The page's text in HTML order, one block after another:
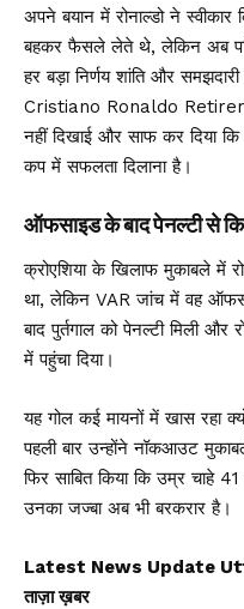
अपने बयान में रोनाल्डो ने
बहकर फैसले लेते थे, लेकिन अब
हर बड़ा निर्णय शांति और
Cristiano Ronaldo
नहीं दिखाई और साफ कर दिया कि
कप में सफलता दिलाना है।
ऑफसाइड के बाद पेनल्टी से
क्रोएशिया के खिलाफ मुकाबले में
था, लेकिन VAR जांच में वह
बाद पुर्तगाल को पेनल्टी मिली और
में पहुंचा दिया।
यह गोल कई मायनों में खास रहा
पहली बार उन्होंने नॉकआउट
फिर साबित किया कि उम्र चाहे
उनका जज्बा अब भी बरकरार है।
Latest News Update
ताज़ा ख़बर